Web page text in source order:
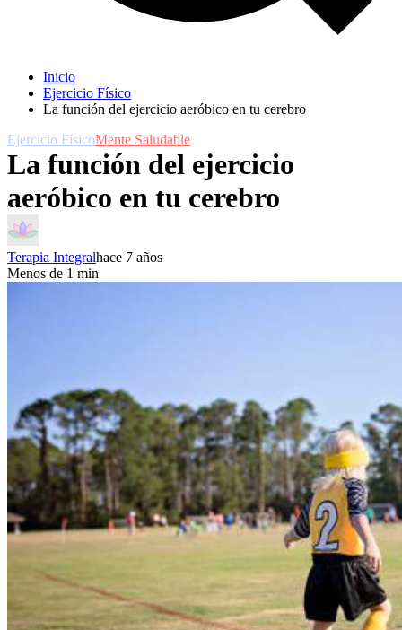
Inicio
Ejercicio Fí­sico
La función del ejercicio aeróbico en tu cerebro
Ejercicio Fí­sicoMente Saludable
La función del ejercicio
aeróbico en tu cerebro
Terapia Integralhace 7 años
Menos de 1 min